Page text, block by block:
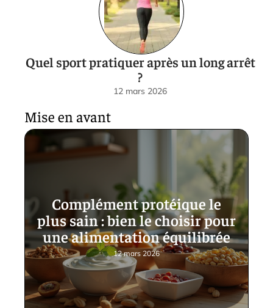
Quel sport pratiquer après un long arrêt
?
12 mars 2026
Mise en avant
Complément protéique le
plus sain : bien le choisir pour
une alimentation équilibrée
12 mars 2026